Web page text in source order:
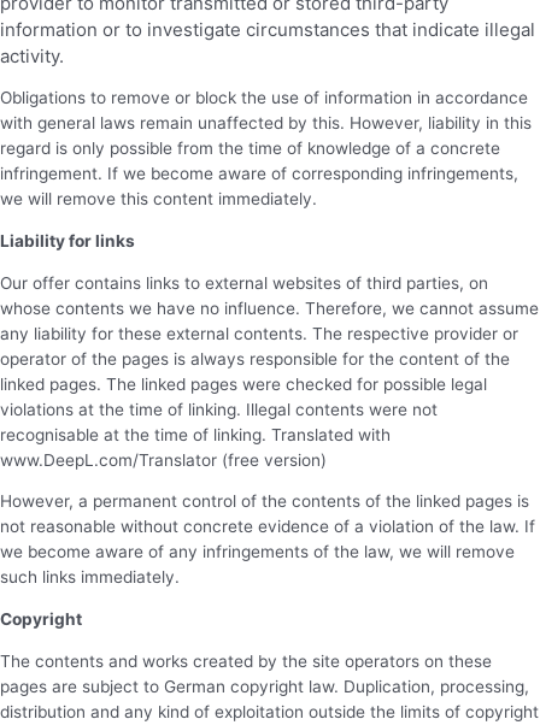
information or to investigate circumstances that indicate illegal
activity.
Obligations to remove or block the use of information in accordance
with general laws remain unaffected by this. However, liability in this
regard is only possible from the time of knowledge of a concrete
infringement. If we become aware of corresponding infringements,
we will remove this content immediately.
Liability for links
Our offer contains links to external websites of third parties, on
whose contents we have no influence. Therefore, we cannot assume
any liability for these external contents. The respective provider or
operator of the pages is always responsible for the content of the
linked pages. The linked pages were checked for possible legal
violations at the time of linking. Illegal contents were not
recognisable at the time of linking. Translated with
www.DeepL.com/Translator (free version)
However, a permanent control of the contents of the linked pages is
not reasonable without concrete evidence of a violation of the law. If
we become aware of any infringements of the law, we will remove
such links immediately.
Copyright
The contents and works created by the site operators on these
pages are subject to German copyright law. Duplication, processing,
distribution and any kind of exploitation outside the limits of copyright